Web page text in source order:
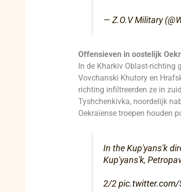
— Z.O.V Military
Offensieven in oostelijk
In de Kharkiv Oblast-
Vovchanski Khutory en
richting infiltreerden ze in
Tyshchenkivka, noordelijk
Oekraïense troepen houden
In the Kup'yans'k
Kup'yans'k,
2/2pic.twitter.com/